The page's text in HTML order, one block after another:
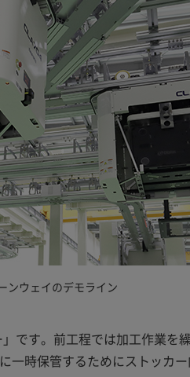
ンウェイのデモライン
です。前工程では加工作業を
時保管するためにストッカ